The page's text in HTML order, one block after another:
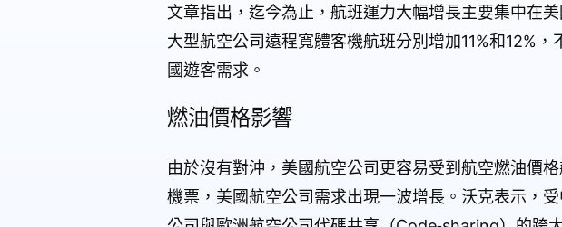
文章指出，迄今為止，航班運力大幅增長主要集中在
大型航空公司遠程寬體客機航班分別增加11%和12%
國遊客需求。
燃油價格影響
由於沒有對沖，美國航空公司更容易受到航空燃油價
機票，美國航空公司需求出現一波增長。沃克表示，